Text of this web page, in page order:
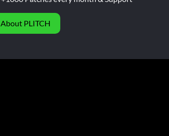
About PLITCH